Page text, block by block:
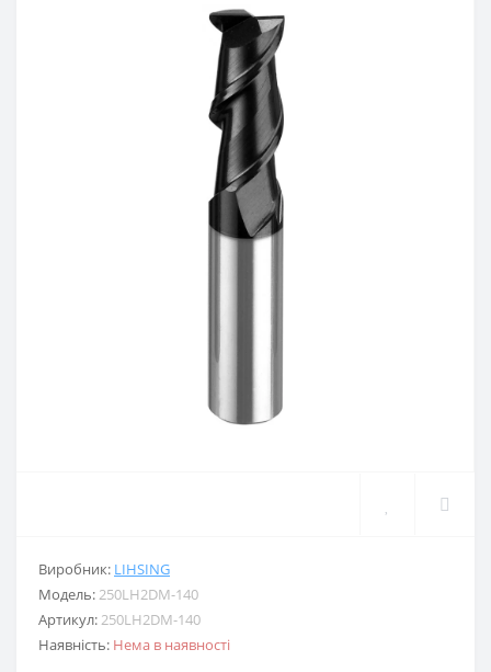
Виробник: LIHSING
Модель:250LH2DM-140
Артикул:250LH2DM-140
Наявність: Нема в наявності